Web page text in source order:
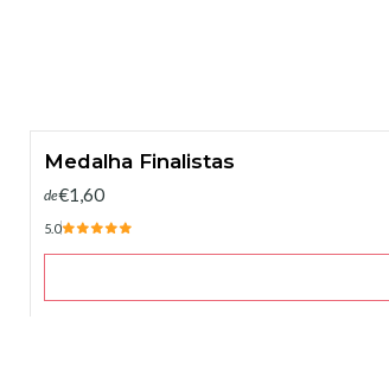
Medalha Finalistas
de€1,60
5.0